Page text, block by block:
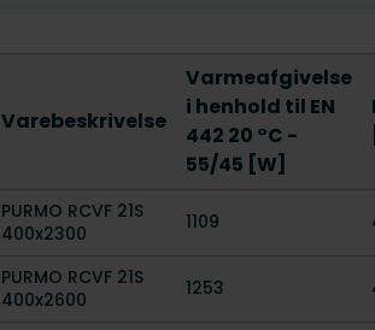
Varebeskrivelse
Varmeafgivelse
i henhold til EN
442 20 °C -
55/45 [W]
PURMO RCVF 21S
400x2300
1109
PURMO RCVF 21S
400x2600
1253